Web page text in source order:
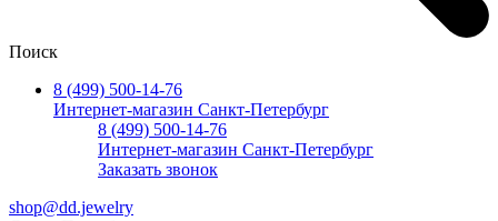
Поиск
8 (499) 500-14-76
Интернет-магазин Санкт-Петербург
8 (499) 500-14-76
Интернет-магазин Санкт-Петербург
Заказать звонок
shop@dd.jewelry